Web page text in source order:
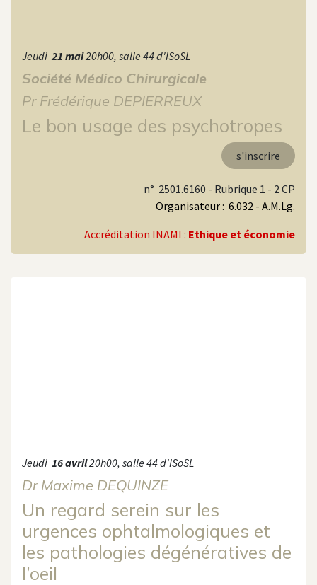
Jeudi 21 mai20h00, salle 44 d'ISoSL
Société Médico Chirurgicale
Pr Frédérique DEPIERREUX
Le bon usage des psychotropes
s'inscrire
n° 2501.6160 - Rubrique 1 - 2 CP
Organisateur : 6.032 - A.M.Lg.
Accréditation INAMI : Ethique et économie
Jeudi 16 avril20h00, salle 44 d'ISoSL
Dr Maxime DEQUINZE​
Un regard serein sur les
urgences ophtalmologiques et
les pathologies dégénératives de
l’oeil